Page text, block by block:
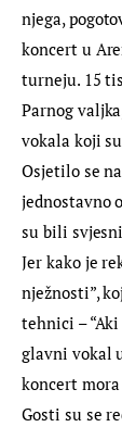
njega,
koncert u
turneju. 15
Parnog
vokala koji
Osjetilo se
jednostavno
su bili
Jer kako je
nježnosti”,
tehnici –
glavni vokal
koncert
Gosti su se